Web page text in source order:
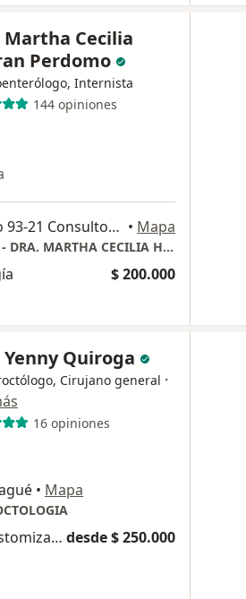
Martha Cecilia
Perdomo
Internista
144 opiniones
Carrera 12 sur numero 93-21 Consultorio 305, Ibagué • Mapa
CONSULTORIO PRIVADO - DRA. MARTHA CECILIA HERRAN PERDOMO
$ 200.000
Yenny Quiroga
Cirujano general ·
16 opiniones
• Mapa
Atención al paciente ostomizado desde $ 250.000